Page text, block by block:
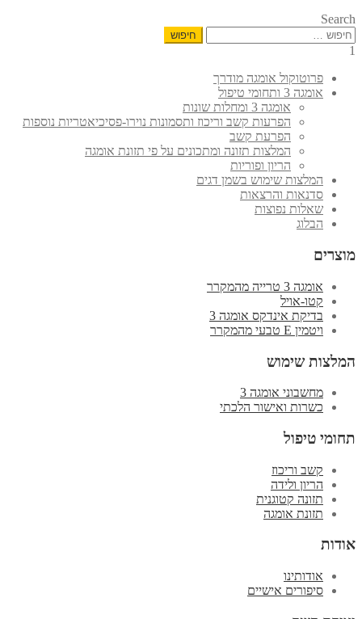
Search
חיפוש:
1
פרוטוקול אומגה מודרך
אומגה 3 ותחומי טיפול
אומגה 3 ומחלות שונות
הפרעות קשב וריכוז ותסמונות נוירו-פסיכיאטריות נוספות
הפרעת קשב
המלצות תזונה ומתכונים על פי תזונת אומגה
הריון ופוריות
המלצות שימוש בשמן דגים
סדנאות והרצאות
שאלות נפוצות
הבלוג
מוצרים
אומגה 3 טרייה מהמקרר
קטו-אויל
בדיקת אינדקס אומגה 3
ויטמין E טבעי מהמקרר
המלצות שימוש
מחשבוני אומגה 3
כשרות ואישור הלכתי
תחומי טיפול
קשב וריכוז
הריון ולידה
תזונה קטוגנית
תזונת אומגה
אודות
אודותינו
סיפורים אישיים